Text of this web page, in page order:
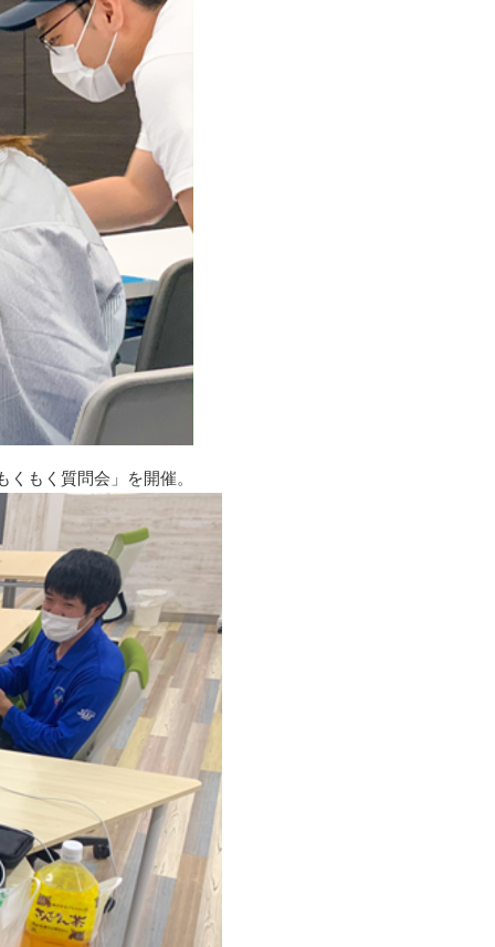
もく質問会」を開催。